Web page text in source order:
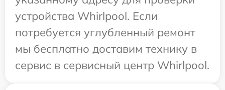
устройства Whirlpool. Если
потребуется углубленный ремонт
мы бесплатно доставим технику в
сервис в сервисный центр Whirlpool.